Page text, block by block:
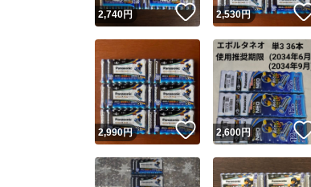
2,740円 いいね！
2,530円
2,990円 いいね！
2,600円